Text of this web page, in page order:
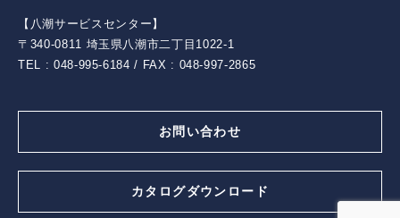
【八潮サービスセンター】
〒340-0811 埼玉県八潮市二丁目1022-1
TEL : 048-995-6184 / FAX : 048-997-2865
お問い合わせ
カタログダウンロード